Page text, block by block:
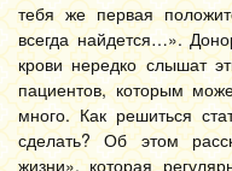
тебя же первая
всегда найдется…».
крови нередко слышат
пациентов, которым
много. Как решиться
сделать? Об этом
жизни», которая